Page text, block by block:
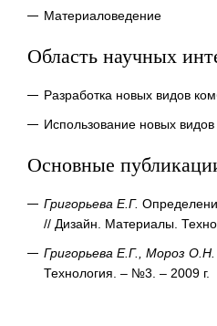
Материаловедение
Область научных
Разработка новых видов
Использование новых
Основные
Григорьева Е.Г.
// Дизайн. Материалы.
Григорьева Е.Г., Мороз О.Н.
Технология. – №3. – 2009 г.